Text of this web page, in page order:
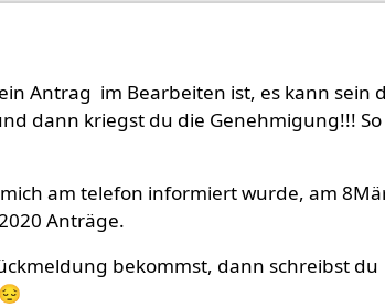
Antrag im Bearbeiten ist, es kann sein
dann kriegst du die Genehmigung!!! So
am telefon informiert wurde, am
Anträge.
bekommst, dann schreibst du